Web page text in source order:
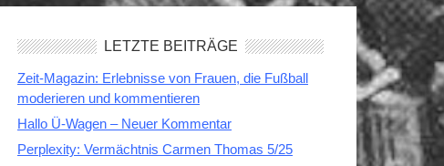
LETZTE BEITRÄGE
Zeit-Magazin: Erlebnisse von Frauen, die Fußball
moderieren und kommentieren
Hallo Ü-Wagen – Neuer Kommentar
Perplexity: Vermächtnis Carmen Thomas 5/25